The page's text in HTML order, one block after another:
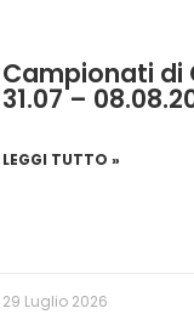
Campionati di
31.07 –
LEGGI TUTTO »
29 Luglio 2026